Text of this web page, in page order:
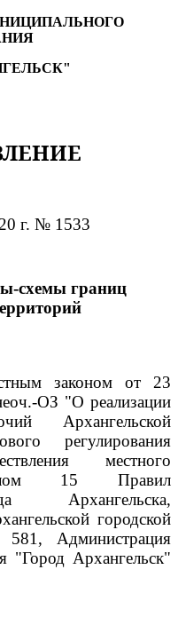
г. № 1533
схемы границ
законом от 23
ОЗ "О реализации
Архангельской
регулирования
местного
15 Правил
Архангельска,
городской
Администрация
"Город Архангельск"